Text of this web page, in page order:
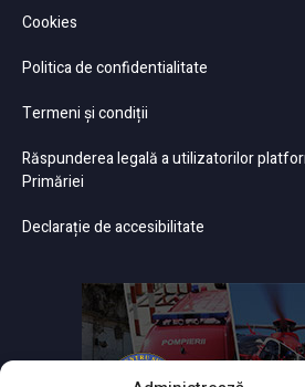
Cookies
Politica de confidentialitate
Termeni și condiții
Răspunderea legală a utilizatorilor
Primăriei
Declarație de accesibilitate